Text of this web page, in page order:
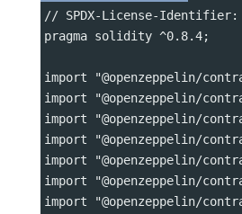
// SPDX-License-Identifier:
pragma solidity ^0.8.4;
import "@openzeppelin/
import "@openzeppelin/
import "@openzeppelin/
import "@openzeppelin/
import "@openzeppelin/
import "@openzeppelin/
import "@openzeppelin/